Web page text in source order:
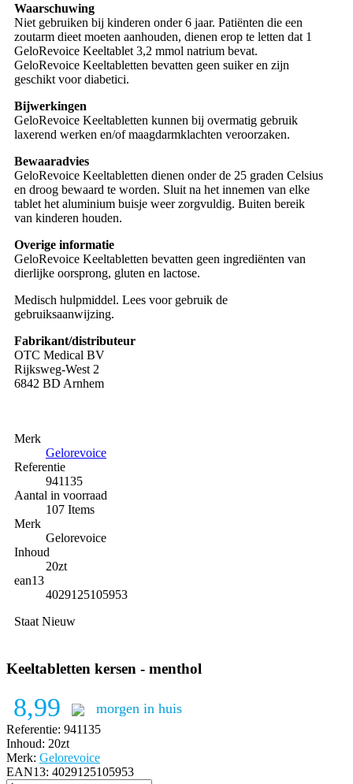
Waarschuwing
Niet gebruiken bij kinderen onder 6 jaar. Patiënten die een
zoutarm dieet moeten aanhouden, dienen erop te letten dat 1
GeloRevoice Keeltablet 3,2 mmol natrium bevat.
GeloRevoice Keeltabletten bevatten geen suiker en zijn
geschikt voor diabetici.
Bijwerkingen
GeloRevoice Keeltabletten kunnen bij overmatig gebruik
laxerend werken en/of maagdarmklachten veroorzaken.
Bewaaradvies
GeloRevoice Keeltabletten dienen onder de 25 graden Celsius
en droog bewaard te worden. Sluit na het innemen van elke
tablet het aluminium buisje weer zorgvuldig. Buiten bereik
van kinderen houden.
Overige informatie
GeloRevoice Keeltabletten bevatten geen ingrediënten van
dierlijke oorsprong, gluten en lactose.
Medisch hulpmiddel. Lees voor gebruik de
gebruiksaanwijzing.
Fabrikant/distributeur
OTC Medical BV
Rijksweg-West 2
6842 BD Arnhem
Merk
Gelorevoice
Referentie
941135
Aantal in voorraad
107 Items
Merk
Gelorevoice
Inhoud
20zt
ean13
4029125105953
Staat Nieuw
Keeltabletten kersen - menthol
8,99 morgen in huis
Referentie: 941135
Inhoud: 20zt
Merk: Gelorevoice
EAN13: 4029125105953